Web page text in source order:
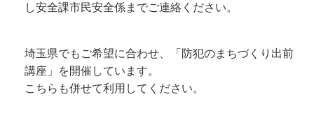
し安全課市民安全係までご連絡ください。
埼玉県でもご希望に合わせ、「防犯のまちづくり出前
講座」を開催しています。
こちらも併せて利用してください。